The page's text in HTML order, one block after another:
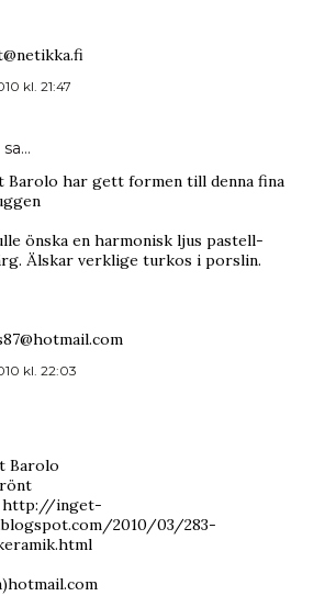
kl. 21:47
Barolo har gett formen till denna fina
önska en harmonisk ljus pastell-
Älskar verklige turkos i porslin.
kl. 22:03
Barolo
http://inget-
2010/03/283-